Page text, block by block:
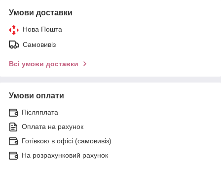
Умови доставки
Нова Пошта
Самовивіз
Всі умови доставки
Умови оплати
Післяплата
Оплата на рахунок
Готівкою в офісі (самовивіз)
На розрахунковий рахунок